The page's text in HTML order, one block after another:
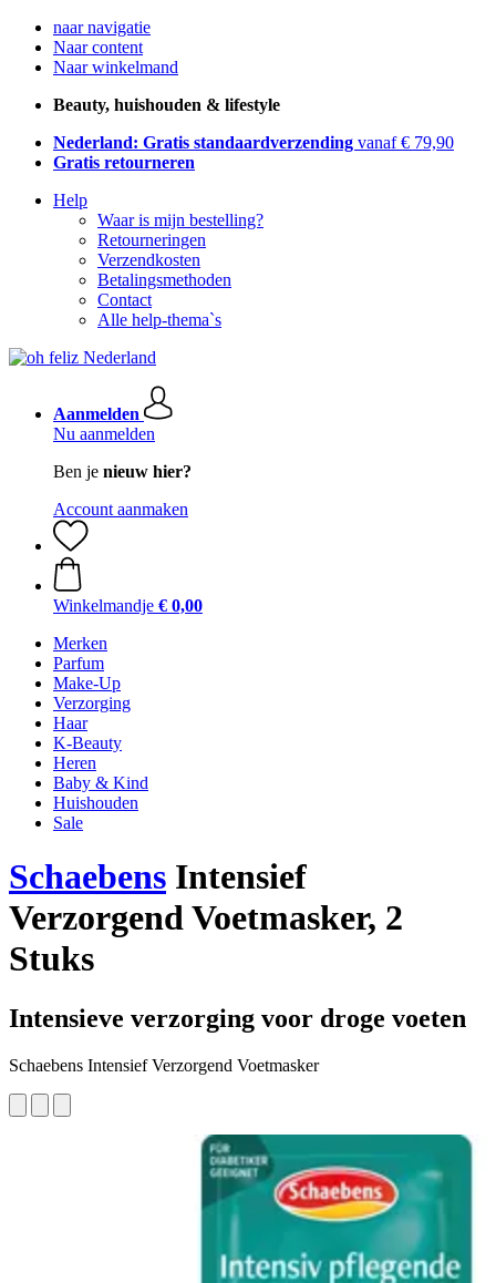
naar navigatie
Naar content
Naar winkelmand
Beauty, huishouden & lifestyle
Nederland: Gratis standaardverzending vanaf € 79,90
Gratis retourneren
Help
Waar is mijn bestelling?
Retourneringen
Verzendkosten
Betalingsmethoden
Contact
Alle help-thema`s
Aanmelden
Nu aanmelden
Ben je nieuw hier?
Account aanmaken
Winkelmandje € 0,00
Merken
Parfum
Make-Up
Verzorging
Haar
K-Beauty
Heren
Baby & Kind
Huishouden
Sale
Schaebens Intensief
Verzorgend Voetmasker, 2
Stuks
Intensieve verzorging voor droge voeten
Schaebens Intensief Verzorgend Voetmasker